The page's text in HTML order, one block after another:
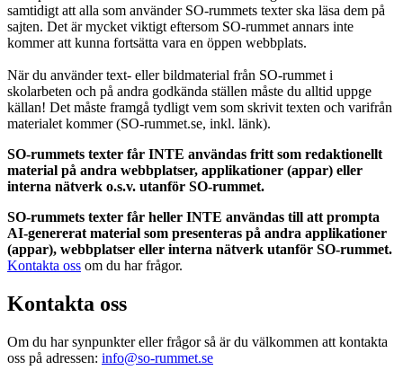
samtidigt att alla som använder SO-rummets texter ska läsa dem på
sajten. Det är mycket viktigt eftersom SO-rummet annars inte
kommer att kunna fortsätta vara en öppen webbplats.
När du använder text- eller bildmaterial från SO-rummet i
skolarbeten och på andra godkända ställen måste du alltid uppge
källan! Det måste framgå tydligt vem som skrivit texten och varifrån
materialet kommer (SO-rummet.se, inkl. länk).
SO-rummets texter får INTE användas fritt som redaktionellt
material på andra webbplatser, applikationer (appar) eller
interna nätverk o.s.v. utanför SO-rummet.
SO-rummets texter får heller INTE användas till att prompta
AI-genererat material som presenteras på andra applikationer
(appar), webbplatser eller interna nätverk utanför SO-rummet.
Kontakta oss om du har frågor.
Kontakta oss
Om du har synpunkter eller frågor så är du välkommen att kontakta
oss på adressen: info@so-rummet.se